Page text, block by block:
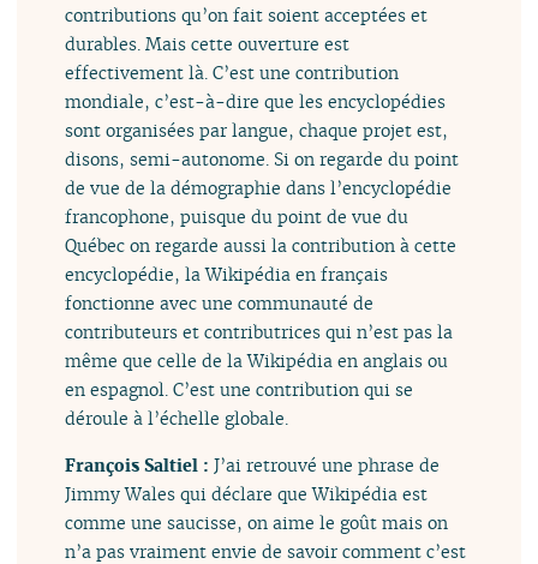
contributions qu’on fait soient acceptées et
durables. Mais cette ouverture est
effectivement là. C’est une contribution
mondiale, c’est-à-dire que les encyclopédies
sont organisées par langue, chaque projet est,
disons, semi-autonome. Si on regarde du point
de vue de la démographie dans l’encyclopédie
francophone, puisque du point de vue du
Québec on regarde aussi la contribution à cette
encyclopédie, la Wikipédia en français
fonctionne avec une communauté de
contributeurs et contributrices qui n’est pas la
même que celle de la Wikipédia en anglais ou
en espagnol. C’est une contribution qui se
déroule à l’échelle globale.
François Saltiel :J’ai retrouvé une phrase de
Jimmy Wales qui déclare que Wikipédia est
comme une saucisse, on aime le goût mais on
n’a pas vraiment envie de savoir comment c’est